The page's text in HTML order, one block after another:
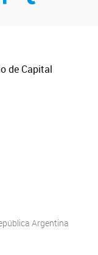
Argentina